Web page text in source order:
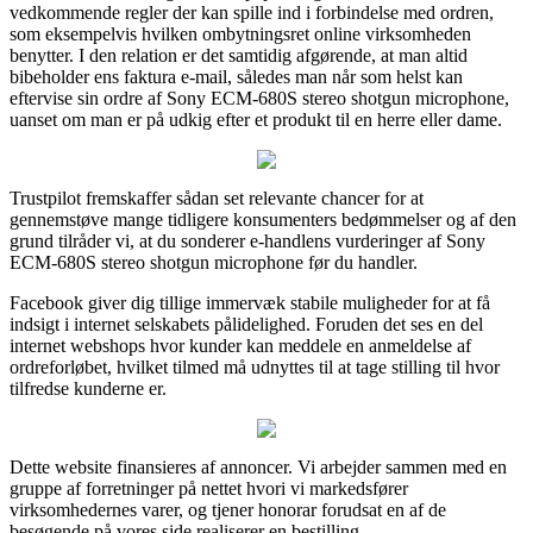
vedkommende regler der kan spille ind i forbindelse med ordren,
som eksempelvis hvilken ombytningsret online virksomheden
benytter. I den relation er det samtidig afgørende, at man altid
bibeholder ens faktura e-mail, således man når som helst kan
eftervise sin ordre af Sony ECM-680S stereo shotgun microphone,
uanset om man er på udkig efter et produkt til en herre eller dame.
Trustpilot fremskaffer sådan set relevante chancer for at
gennemstøve mange tidligere konsumenters bedømmelser og af den
grund tilråder vi, at du sonderer e-handlens vurderinger af Sony
ECM-680S stereo shotgun microphone før du handler.
Facebook giver dig tillige immervæk stabile muligheder for at få
indsigt i internet selskabets pålidelighed. Foruden det ses en del
internet webshops hvor kunder kan meddele en anmeldelse af
ordreforløbet, hvilket tilmed må udnyttes til at tage stilling til hvor
tilfredse kunderne er.
Dette website finansieres af annoncer. Vi arbejder sammen med en
gruppe af forretninger på nettet hvori vi markedsfører
virksomhedernes varer, og tjener honorar forudsat en af de